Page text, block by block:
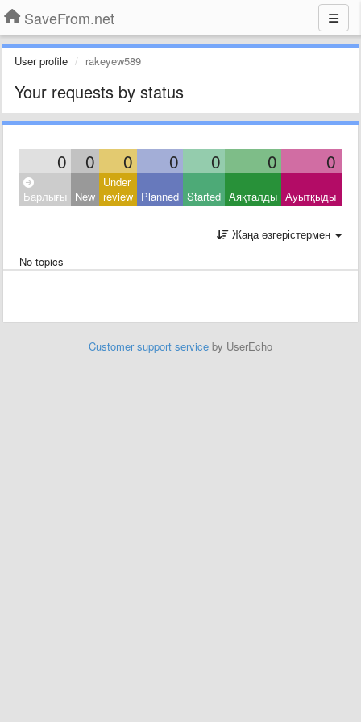
SaveFrom.net
User profile rakeyew589
Your requests by status
0 0 0 0 0 0 0
Барлығы New
Under
review Planned Started Аяқталды Ауытқыды
Жаңа өзгерістермен
No topics
Customer support service by UserEcho